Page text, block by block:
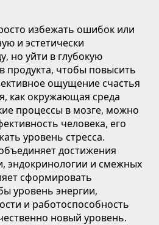
избежать ошибок или
и эстетически
но уйти в глубокую
продукта, чтобы повысить
ощущение счастья
как окружающая среда
процессы в мозге, можно
человека, его
уровень стресса.
достижения
эндокринологии и смежных
сформировать
уровень энергии,
и работоспособность
новый уровень.